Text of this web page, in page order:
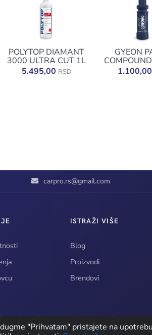
POLYTOP DIAMANT
3000 ULTRA CUT 1L
5.495,00 RSD
GYEON
1.100,00
carpro.rs@gmail.com
ISTRAŽI VIŠE
Blog
Proizvodi
Brendovi
"Prihvatam" pristajete na